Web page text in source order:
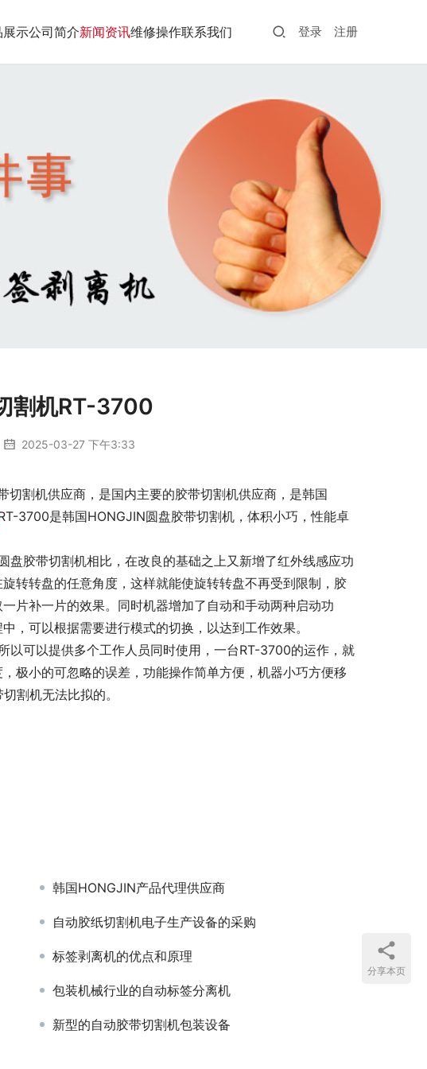
展示公司简介新闻资讯维修操作联系我们 登录 注册
割机RT-3700
2025-03-27 下午3:33
3700是韩国HONGJIN圆盘胶带切割机，体积小巧，性能卓
转转盘的任意角度，这样就能使旋转转盘不再受到限制，胶
片补一片的效果。同时机器增加了自动和手动两种启动功
，可以根据需要进行模式的切换，以达到工作效果。
极小的可忽略的误差，功能操作简单方便，机器小巧方便移
割机无法比拟的。
韩国HONGJIN产品代理供应商
自动胶纸切割机电子生产设备的采购
标签剥离机的优点和原理
包装机械行业的自动标签分离机
新型的自动胶带切割机包装设备
分享本页